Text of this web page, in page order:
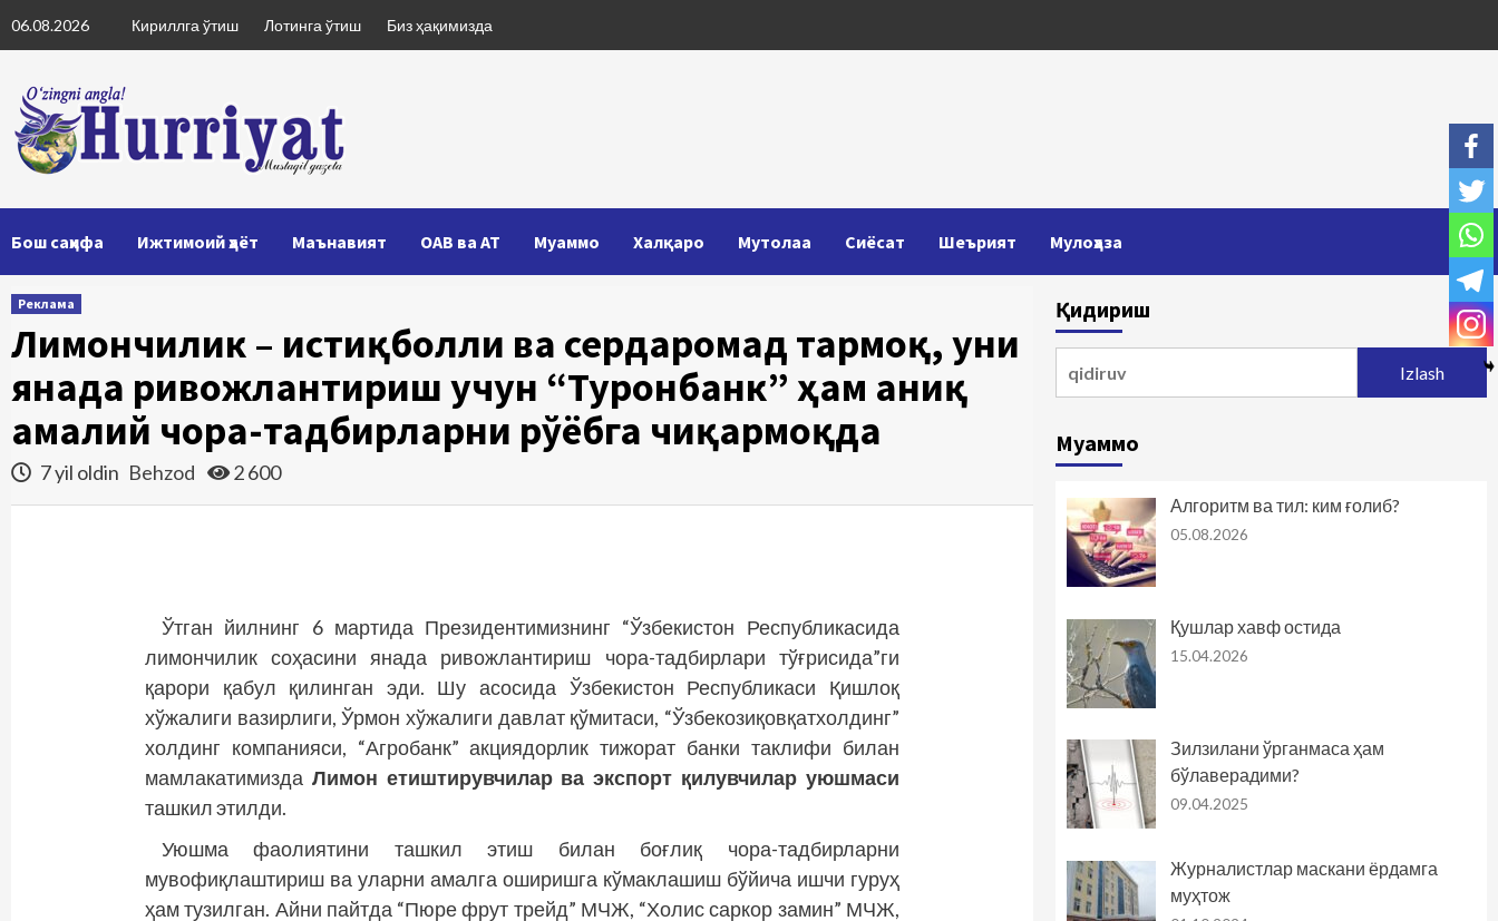
to
06.08.2026 Кириллга ўтиш Лотинга ўтиш Биз ҳақимизда
Бош саҳифа Ижтимоий ҳаёт Маънавият ОАВ ва АТ Муаммо Халқаро Мутолаа Сиёсат Шеърият Мулоҳаза
Реклама
Лимончилик – истиқболли ва сердаромад тармоқ, уни
янада ривожлантириш учун “Туронбанк” ҳам аниқ
амалий чора-тадбирларни рўёбга чиқармоқда
7 yil oldin Behzod 2 600
Ўтган йилнинг 6 мартида Президенти­мизнинг “Ўзбекистон Республикасида
лимончилик соҳасини янада ривожлантириш чора-тадбирлари тўғрисида”ги
қарори қабул қилинган эди. Шу асосида Ўзбекистон Республикаси Қишлоқ
хўжалиги вазирлиги, Ўрмон хўжалиги давлат қўмитаси, “Ўзбекозиқ­овқатхолдинг”
холдинг компанияси, “Агробанк” акциядорлик тижорат банки таклифи билан
мамлакатимизда Лимон етиштирувчилар ва экспорт қилувчилар уюшмаси
ташкил этилди.
Уюшма фаолиятини ташкил этиш билан боғлиқ чора-тадбирларни
мувофиқлаштириш ва уларни амалга оширишга кўмаклашиш бўйича ишчи гуруҳ
ҳам тузилган. Айни пайт­да “Пюре фрут трейд” МЧЖ, “Холис саркор замин” МЧЖ,
Қидириш
Муаммо
Алгоритм ва тил: ким ғолиб?
05.08.2026
Қушлар хавф остида
15.04.2026
Зилзилани ўрганмаса ҳам
бўлаверадими?
09.04.2025
Журналистлар маскани ёрдамга
муҳтож